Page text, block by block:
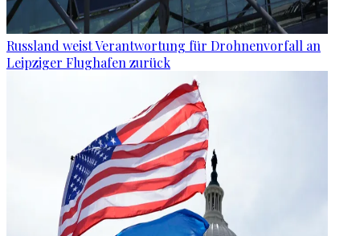
Russland weist Verantwortung für Drohnenvorfall an
Leipziger Flughafen zurück